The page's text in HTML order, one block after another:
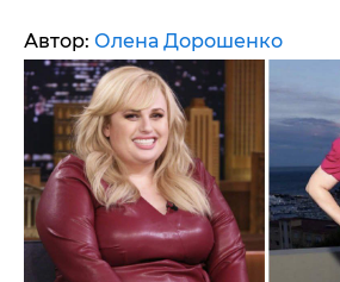
Автор: Олена Дорошенко